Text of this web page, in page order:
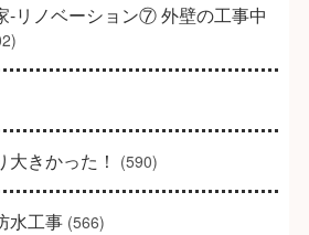
-リノベーション⑦ 外壁の工事中
きかった！ (590)
水工事(566)